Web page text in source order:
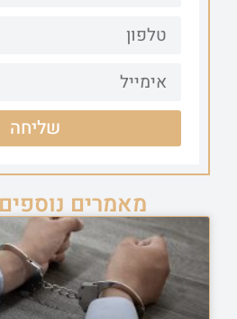
שליחה
מאמרים